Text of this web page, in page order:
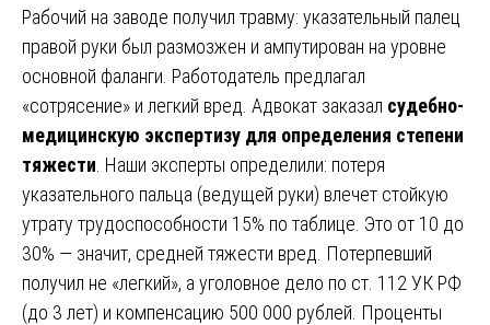
Рабочий на заводе получил травму: указательный палец
правой руки был размозжен и ампутирован на уровне
основной фаланги. Работодатель предлагал
«сотрясение» и легкий вред. Адвокат заказал судебно-
медицинскую экспертизу для определения степени
тяжести . Наши эксперты определили: потеря
указательного пальца (ведущей руки) влечет стойкую
утрату трудоспособности 15% по таблице. Это от 10 до
30% — значит, средней тяжести вред. Потерпевший
получил не «легкий», а уголовное дело по ст. 112 УК РФ
(до 3 лет) и компенсацию 500 000 рублей. Проценты